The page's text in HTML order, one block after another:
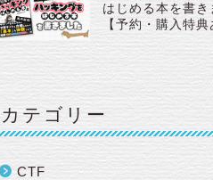
はじめる本を書き
【予約・購入特
カテゴリー
CTF